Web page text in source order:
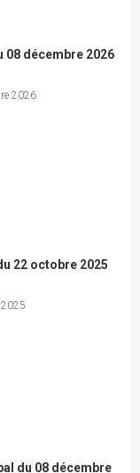
08 décembre 2026
2026
22 octobre 2025
du 08 décembre